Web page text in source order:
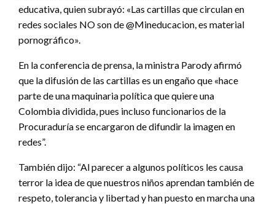
educativa, quien subrayó: «Las cartillas que circulan en
redes sociales NO son de @Mineducacion, es material
pornográfico».
En la conferencia de prensa, la ministra Parody afirmó
que la difusión de las cartillas es un engaño que «hace
parte de una maquinaria política que quiere una
Colombia dividida, pues incluso funcionarios de la
Procuraduría se encargaron de difundir la imagen en
redes”.
También dijo: “Al parecer a algunos políticos les causa
terror la idea de que nuestros niños aprendan también de
respeto, tolerancia y libertad y han puesto en marcha una